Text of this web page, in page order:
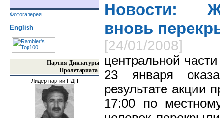
Фотогалерея
English
Партия Диктатуры
Пролетариата
Лидер партии ПДП
Новости:
вновь
[24/01/2008]
центральной
23 января
результате акции
17:00 по